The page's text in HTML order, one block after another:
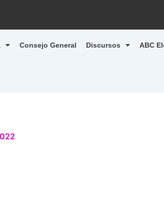
Consejo General Discursos ABC